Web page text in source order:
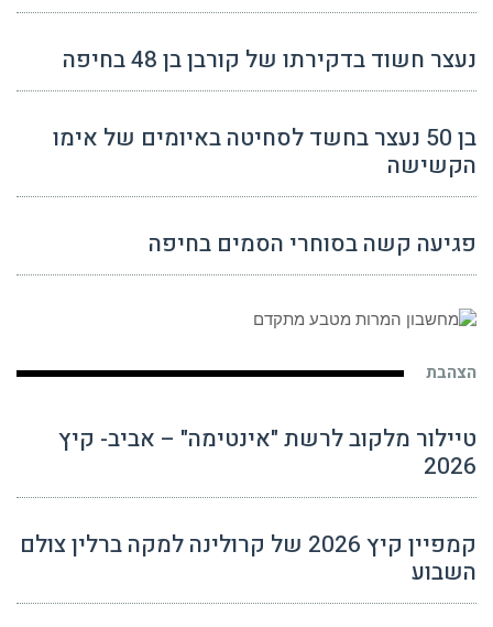
נעצר חשוד בדקירתו של קורבן בן 48 בחיפה
בן 50 נעצר בחשד לסחיטה באיומים של אימו
הקשישה
פגיעה קשה בסוחרי הסמים בחיפה
הצהבת
טיילור מלקוב לרשת "אינטימה" – אביב- קיץ
2026
קמפיין קיץ 2026 של קרולינה למקה ברלין צולם
השבוע